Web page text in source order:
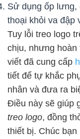
Sử dụng ốp lưng,
thoại khỏi va đập
Tuy lỗi treo logo
chịu, nhưng
viết đã cung cấp
tiết để tự khắc
nhân và đưa ra
Điều này sẽ giúp
treo logo, đồng
thiết bị. Chúc